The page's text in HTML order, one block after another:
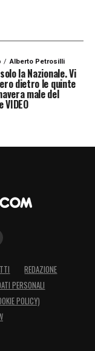
Alberto Petrosilli
la Nazionale. Vi
dietro le quinte
male del
VIDEO
REDAZIONE
PERSONALI
POLICY)